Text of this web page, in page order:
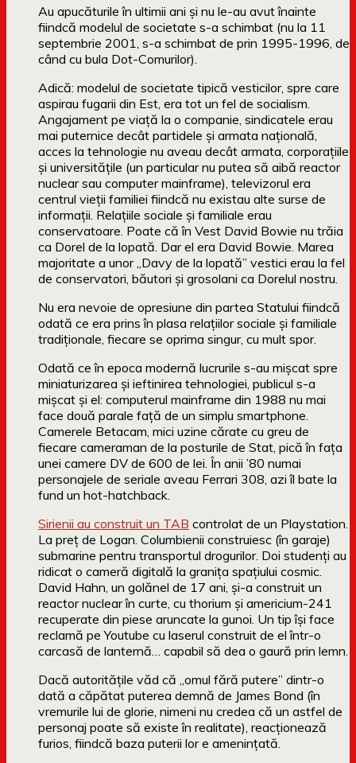
Au apucăturile în ultimii ani şi nu le-au avut înainte
fiindcă modelul de societate s-a schimbat (nu la 11
septembrie 2001, s-a schimbat de prin 1995-1996, de
când cu bula Dot-Comurilor).
Adică: modelul de societate tipică vesticilor, spre care
aspirau fugarii din Est, era tot un fel de socialism.
Angajament pe viaţă la o companie, sindicatele erau
mai puternice decât partidele şi armata naţională,
acces la tehnologie nu aveau decât armata, corporaţiile
şi universităţile (un particular nu putea să aibă reactor
nuclear sau computer mainframe), televizorul era
centrul vieţii familiei fiindcă nu existau alte surse de
informaţii. Relaţiile sociale şi familiale erau
conservatoare. Poate că în Vest David Bowie nu trăia
ca Dorel de la lopată. Dar el era David Bowie. Marea
majoritate a unor „Davy de la lopată” vestici erau la fel
de conservatori, băutori şi grosolani ca Dorelul nostru.
Nu era nevoie de opresiune din partea Statului fiindcă
odată ce era prins în plasa relaţiilor sociale şi familiale
tradiţionale, fiecare se oprima singur, cu mult spor.
Odată ce în epoca modernă lucrurile s-au mişcat spre
miniaturizarea şi ieftinirea tehnologiei, publicul s-a
mişcat şi el: computerul mainframe din 1988 nu mai
face două parale faţă de un simplu smartphone.
Camerele Betacam, mici uzine cărate cu greu de
fiecare cameraman de la posturile de Stat, pică în faţa
unei camere DV de 600 de lei. În anii ’80 numai
personajele de seriale aveau Ferrari 308, azi îl bate la
fund un hot-hatchback.
Sirienii au construit un TAB controlat de un Playstation.
La preţ de Logan. Columbienii construiesc (în garaje)
submarine pentru transportul drogurilor. Doi studenţi au
ridicat o cameră digitală la graniţa spaţiului cosmic.
David Hahn, un golănel de 17 ani, şi-a construit un
reactor nuclear în curte, cu thorium şi americium-241
recuperate din piese aruncate la gunoi. Un tip îşi face
reclamă pe Youtube cu laserul construit de el într-o
carcasă de lanternă… capabil să dea o gaură prin lemn.
Dacă autorităţile văd că „omul fără putere” dintr-o
dată a căpătat puterea demnă de James Bond (în
vremurile lui de glorie, nimeni nu credea că un astfel de
personaj poate să existe în realitate), reacţionează
furios, fiindcă baza puterii lor e ameninţată.